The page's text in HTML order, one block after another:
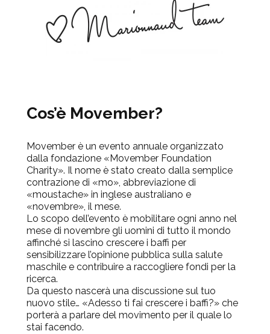
Cos’è Movember?
Movember è un evento annuale organizzato
dalla fondazione «Movember Foundation
Charity». Il nome è stato creato dalla semplice
contrazione di «mo», abbreviazione di
«moustache» in inglese australiano e
«novembre», il mese.
Lo scopo dell’evento è mobilitare ogni anno nel
mese di novembre gli uomini di tutto il mondo
affinché si lascino crescere i baffi per
sensibilizzare l’opinione pubblica sulla salute
maschile e contribuire a raccogliere fondi per la
ricerca.
Da questo nascerà una discussione sul tuo
nuovo stile… «Adesso ti fai crescere i baffi?» che
porterà a parlare del movimento per il quale lo
stai facendo.